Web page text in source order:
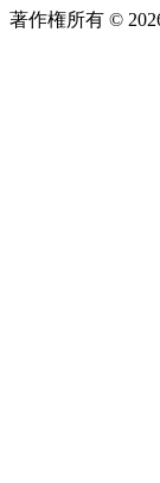
著作権所有 ©